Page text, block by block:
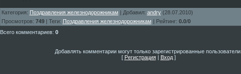
Категория: Поздравления железнодорожникам | Добавил: andry(28.07.2010)
Просмотров: 749| Теги: Поздравления железнодорожникам | Рейтинг: 0.0/0
Всего комментариев: 0
Добавлять комментарии могут только зарегистрированные пользователи.
[ Регистрация| Вход]